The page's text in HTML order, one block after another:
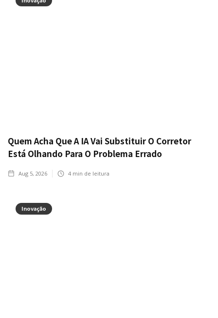
Quem Acha Que A IA Vai Substituir O Corretor
Está Olhando Para O Problema Errado
Aug 5, 2026 4 min de leitura
Inovação